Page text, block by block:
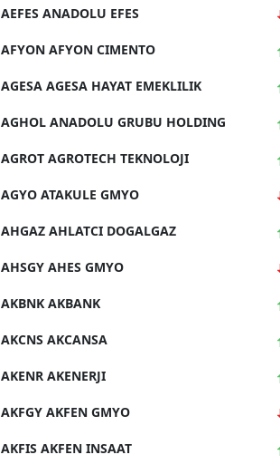
AEFES ANADOLU EFES
AFYON AFYON CIMENTO
AGESA AGESA HAYAT EMEKLILIK
AGHOL ANADOLU GRUBU HOLDING
AGROT AGROTECH TEKNOLOJI
AGYO ATAKULE GMYO
AHGAZ AHLATCI DOGALGAZ
AHSGY AHES GMYO
AKBNK AKBANK
AKCNS AKCANSA
AKENR AKENERJI
AKFGY AKFEN GMYO
AKFIS AKFEN INSAAT